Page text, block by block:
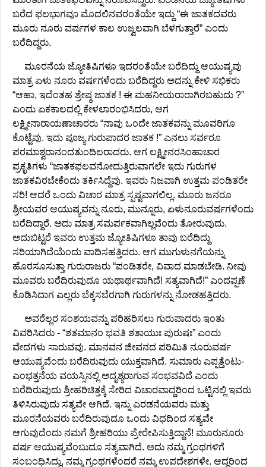
ಬರೆದ ಫಲಭಾಗವೂ ಮೊದಲಿನವರಂತೆಯೇ ಇದ್ದು “ಈ ಜಾತಕದವರು
ಮೂರು ನೂರು ವರ್ಷಗಳ ಕಾಲ ಉಜ್ವಲವಾಗಿ ಬೆಳಗುತ್ತಾರೆ” ಎಂದು
ಬರೆದಿದ್ದರು.
ಮೂರನೆಯ ಜ್ಯೋತಿಷಿಗಳೂ ಇದರಂತೆಯೇ ಬರೆದಿದ್ದು ಆಯುಷ್ಯವು
ಮಾತ್ರ ಏಳು ನೂರು ವರ್ಷಗಳೆಂದು ಬರೆದಿದ್ದರು ಅದನ್ನು ಕೇಳಿ ಸಭಿಕರು
“ಆಹಾ, ಇದೆಂತಹ ಶ್ರೇಷ್ಠ ಜಾತಕ ! ಈ ಮಹನೀಯರಾರಾಗಿರಬಹುದು ?”
ಎಂದು ಏಕಕಾಲದಲ್ಲಿ ಕೇಳಲಾರಂಭಿಸಿದರು, ಆಗ
ಲಕ್ಷ್ಮೀನಾರಾಯಣಾಚಾರರು “ನಾವು ಒಂದೇ ಜಾತಕವನ್ನು ಮೂವರಿಗೂ
ಕೊಟ್ಟೆವು. ಇದು ಪೂಜ್ಯ ಗುರುಪಾದರ ಜಾತಕ !” ಎನಲು ಸರ್ವರೂ
ಪರಮಾಶ್ವರಾನಂದತುಂದಿಲರಾದರು. ಆಗ ಲಕ್ಷ್ಮೀನರಸಿಂಹಾಚಾರ
ಪ್ರಕೃತಿಗಳು “ಜಾತಕಫಲವನೋದುತ್ತಿರುವಾಗಲೇ ಇದು ಗುರುಗಳ
ಜಾತಕವಿರಬೇಕೆಂದು ತರ್ಕಿಸಿದ್ದೆವು. ಇವರು ನಿಜವಾಗಿ ಉತ್ತಮ ಪಂಡಿತರೇ
ಸರಿ! ಆದರೆ ಒಂದು ವಿಚಾರ ಮಾತ್ರ ಸ್ಪಷ್ಟವಾಗಲಿಲ್ಲ. ಮೂರು ಜನರೂ
ಶ್ರೀಯವರ ಆಯುಷ್ಯವನ್ನು ನೂರು, ಮುನ್ನೂರು, ಏಳುನೂರುವರ್ಷಗಳೆಂದು
ಬರೆದಿದ್ದಾರೆ. ಅದು ಮಾತ್ರ ಸಮರ್ಪಕವಾಗಿಲ್ಲವೆಂದು ತೋರುವುದು.
ಅದುಬಿಟ್ಟರೆ ಇವರು ಉತ್ತಮ ಜ್ಯೋತಿಷಿಗಳೂ ತಾವು ಬರೆದಿದ್ದು
ಸರಿಯಾಗಿದೆಯೆಂದು ವಾದಿಸಹತ್ತಿದರು. ಆಗ ಮುಗುಳುನಗೆಯನ್ನು
ಹೊರಸೂಸುತ್ತಾ ಗುರುರಾಜರು “ಪಂಡಿತರೇ, ವಿವಾದ ಮಾಡಬೇಡಿ. ನೀವು
ಮೂವರು ಬರೆದಿರುವುದೂ ಯಥಾರ್ಥವಾಗಿದೆ! ಸತ್ಯವಾಗಿದೆ!” ಎಂದಪ್ಪಣೆ
ಕೊಡಿಸಿದಾಗ ಎಲ್ಲರು ಬೆಕ್ಕಸಬೆರಗಾಗಿ ಗುರುಗಳನ್ನು ನೋಡಹತ್ತಿದರು.
ಅವರೆಲ್ಲರ ಸಂಶಯವನ್ನು ಪರಿಹರಿಸಲು ಗುರುಪಾದರು ಇಂತು
ವಿವರಿಸಿದರು - “ಶತಮಾನಂ ಭವತಿ ಶತಾಯುಃ ಪುರುಷಃ” ಎಂದು
ವೇದಗಳು ಸಾರುವವು. ಮಾನವನ ಜೀವನದ ಪರಿಮಿತಿ ನೂರುವರ್ಷ
ಆಯುಷ್ಯವೆಂದು ಬರೆದಿರುವುದು ಯುಕ್ತವಾಗಿದೆ. ಸುಮಾರು ಎಪ್ಪತ್ತೆಂಟು-
ಎಂಭತ್ತನೆಯ ವಯಸ್ಸಿನಲ್ಲಿ ಅದೃಶ್ಯರಾಗುವ ಸಂಭವವಿದೆ ಎಂದು
ಬರೆದಿರುವುದು ಶ್ರೀಹರಿಚಿತ್ತಕ್ಕೆ ಸೇರಿದ ವಿಚಾರವಾದ್ದರಿಂದ ಒಟ್ಟಿನಲ್ಲಿ ಇವರು
ತಿಳಿಸಿರುವುದು ಸತ್ಯವೇ ಆಗಿದೆ. ಇನ್ನು ಎರಡನೆಯವರು ಮತ್ತು
ಮೂರನೆಯವರು ಬರೆದಿರುವುದೂ ಒಂದು ವಿಧದಿಂದ ಸತ್ಯವೇ
ಆಗುವುದೆಂದು ನಮಗೆ ಶ್ರೀಹರಿಯು ಪ್ರೇರೇಪಿಸುತ್ತಿದ್ದಾನೆ! ಮೂರುನೂರು
ವರ್ಷ ಆಯುಷ್ಯವೆಂಬುದೂ ಸತ್ಯವಾಗಿದೆ. ಅದು ನಮ್ಮ ಗ್ರಂಥಗಳಿಗೆ
ಸಂಬಂಧಿಸಿದ್ದು, ನಮ್ಮ ಗ್ರಂಥಗಳೆಂದರೆ ನಮ್ಮ ಉಪದೇಶಗಳೇ. ಆದ್ದರಿಂದ